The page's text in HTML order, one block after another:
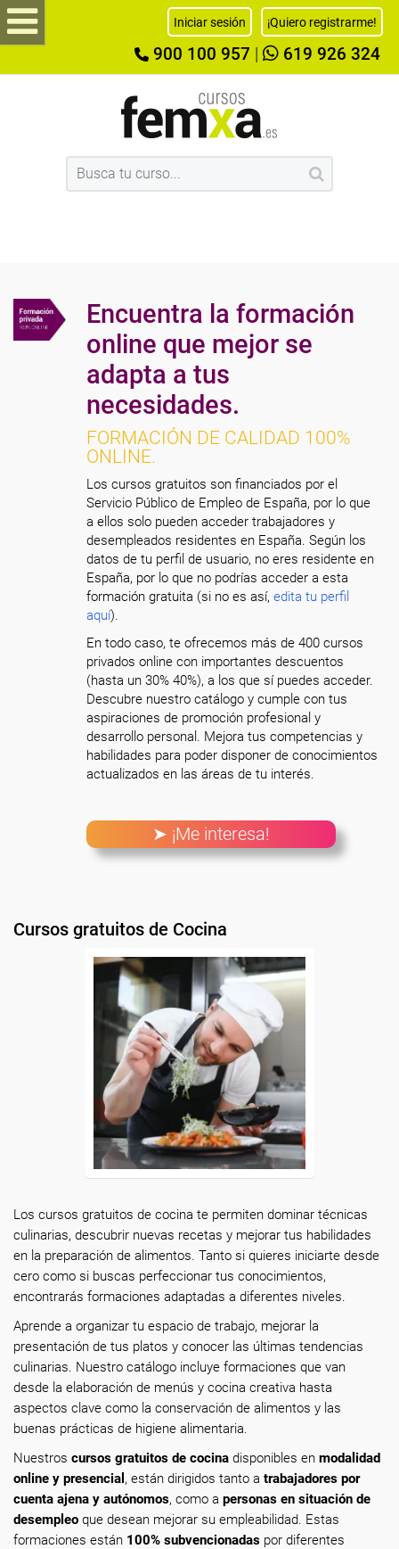
Iniciar sesión ¡Quiero registrarme!
900 100 957 619 926 324
Encuentra la formación
online que mejor se
adapta a tus
necesidades.
FORMACIÓN DE CALIDAD 100%
ONLINE.
Los cursos gratuitos son financiados por el
Servicio Público de Empleo de España, por lo que
a ellos solo pueden acceder trabajadores y
desempleados residentes en España. Según los
datos de tu perfil de usuario, no eres residente en
España, por lo que no podrías acceder a esta
formación gratuita (si no es así,edita tu perfil
aquí).
En todo caso, te ofrecemos más de 400 cursos
privados online con importantes descuentos
(hasta un 30% 40%), a los que sí puedes acceder.
Descubre nuestro catálogo y cumple con tus
aspiraciones de promoción profesional y
desarrollo personal. Mejora tus competencias y
habilidades para poder disponer de conocimientos
actualizados en las áreas de tu interés.
➤ ¡Me interesa!
Cursos gratuitos de Cocina
Los cursos gratuitos de cocina te permiten dominar técnicas
culinarias, descubrir nuevas recetas y mejorar tus habilidades
en la preparación de alimentos. Tanto si quieres iniciarte desde
cero como si buscas perfeccionar tus conocimientos,
encontrarás formaciones adaptadas a diferentes niveles.
Aprende a organizar tu espacio de trabajo, mejorar la
presentación de tus platos y conocer las últimas tendencias
culinarias. Nuestro catálogo incluye formaciones que van
desde la elaboración de menús y cocina creativa hasta
aspectos clave como la conservación de alimentos y las
buenas prácticas de higiene alimentaria.
Nuestros cursos gratuitos de cocina disponibles en modalidad
online y presencial , están dirigidos tanto a trabajadores por
cuenta ajena y autónomos, como a personas en situación de
desempleo que desean mejorar su empleabilidad. Estas
formaciones están 100% subvencionadas por diferentes